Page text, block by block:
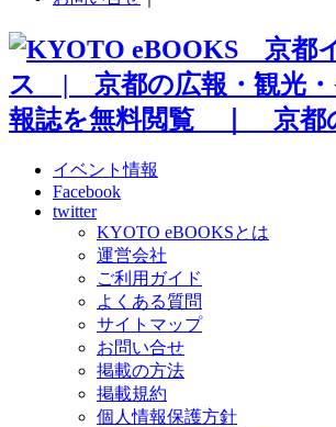
イベント情報
Facebook
twitter
KYOTO eBOOKSとは
運営会社
ご利用ガイド
よくある質問
サイトマップ
お問い合せ
掲載の方法
掲載規約
個人情報保護方針